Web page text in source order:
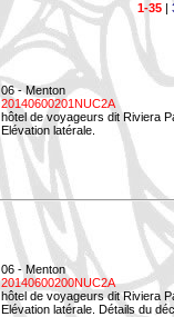
1-35|
06 - Menton
20140600201NUC2A
hôtel de voyageurs dit Riviera
Elévation latérale.
06 - Menton
20140600200NUC2A
hôtel de voyageurs dit Riviera
Elévation latérale. Détails du